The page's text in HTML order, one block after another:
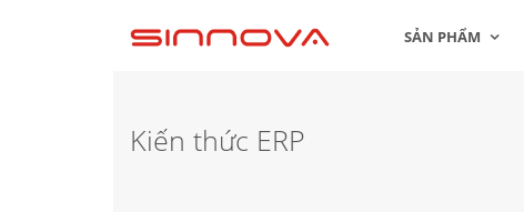
SẢN PHẨM
Kiến thức ERP